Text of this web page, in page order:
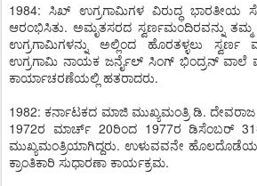
1984: ಸಿಖ್ ಉಗ್ರಗಾಮಿಗಳ ವಿರುದ್ಧ ಭಾರತೀಯ
ಆರಂಭಿಸಿತು. ಅಮೃತಸರದ ಸ್ವರ್ಣಮಂದಿರವನ್ನು
ಉಗ್ರಗಾಮಿಗಳನ್ನು ಅಲ್ಲಿಂದ ಹೊರತಳ್ಳಲು ಸ್ವರ್ಣ
ಉಗ್ರಗಾಮಿ ನಾಯಕ ಜರ್ನೈಲ್ ಸಿಂಗ್ ಭಿಂದ್ರನ್ ವಾಲೆ
ಕಾರ್ಯಾಚರಣೆಯಲ್ಲಿ ಹತರಾದರು.
1982: ಕರ್ನಾಟಕದ ಮಾಜಿ ಮುಖ್ಯಮಂತ್ರಿ ಡಿ.
1972ರ ಮಾರ್ಚ್ 20ರಿಂದ 1977ರ ಡಿಸೆಂಬರ್
ಮುಖ್ಯಮಂತ್ರಿಯಾಗಿದ್ದರು. ಉಳುವವನೇ
ಕ್ರಾಂತಿಕಾರಿ ಸುಧಾರಣಾ ಕಾರ್ಯಕ್ರಮ.